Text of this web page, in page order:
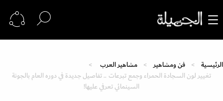
الرئيسية فن ومشاهير
مشاهير العرب
تغيير لون السجادة الحمراء وجمع تبرعات .. تفاصيل جديدة في دوره العام بالجونة
السينمائي تعرفي عليها!